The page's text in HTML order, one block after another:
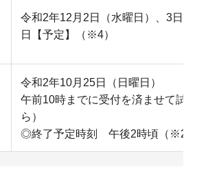
令和2年12月2日（水曜日）、3日
日【予定】（※4）
令和2年10月25日（日曜日）
午前10時までに受付を済ませて試
ら）
◎終了予定時刻 午後2時頃（※2）